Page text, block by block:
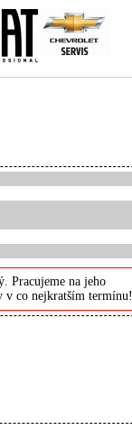
Pracujeme na jeho
v co nejkratším termínu!